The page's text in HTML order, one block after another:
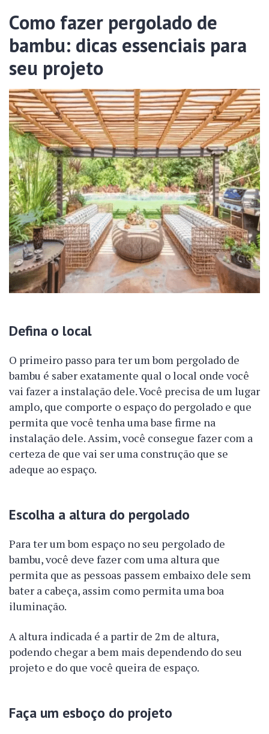
Como fazer pergolado de
bambu: dicas essenciais para
seu projeto
Defina o local
O primeiro passo para ter um bom pergolado de
bambu é saber exatamente qual o local onde você
vai fazer a instalação dele. Você precisa de um lugar
amplo, que comporte o espaço do pergolado e que
permita que você tenha uma base firme na
instalação dele. Assim, você consegue fazer com a
certeza de que vai ser uma construção que se
adeque ao espaço.
Escolha a altura do pergolado
Para ter um bom espaço no seu pergolado de
bambu, você deve fazer com uma altura que
permita que as pessoas passem embaixo dele sem
bater a cabeça, assim como permita uma boa
iluminação.
A altura indicada é a partir de 2m de altura,
podendo chegar a bem mais dependendo do seu
projeto e do que você queira de espaço.
Faça um esboço do projeto